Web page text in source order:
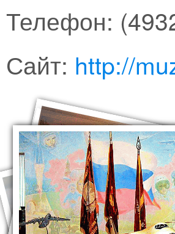
Телефон:
Сайт: http://